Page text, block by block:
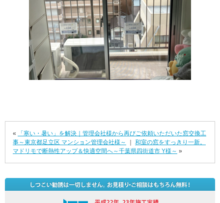
«
「寒い・暑い」を解決｜管理会社様から再びご依頼いただいた窓交換工
事～東京都足立区 マンション管理会社様～
和室の窓をすっきり一新。
マドリモで断熱性アップ＆快適空間へ～千葉県四街道市 Y様～ »